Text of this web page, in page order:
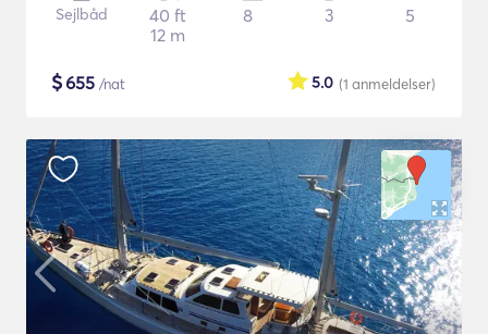
Sejlbåd
40 ft
12 m
8 3 5
$655 /nat (1 anmeldelser)
5.0